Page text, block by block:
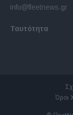
info@fleetnews.gr
Ταυτότητα
Όροι